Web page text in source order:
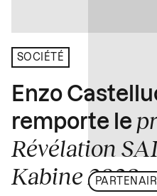
SOCIÉTÉ
Enzo
remporte le
Révélation
Kabine 2026